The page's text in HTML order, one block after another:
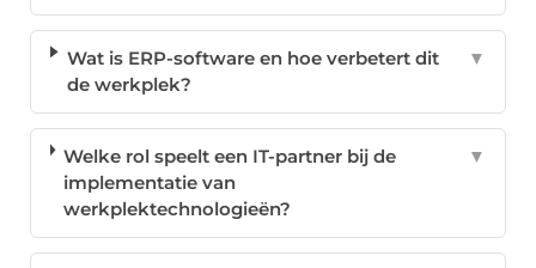
Wat is ERP-software en hoe verbetert dit
de werkplek?
▼
Welke rol speelt een IT-partner bij de
implementatie van
werkplektechnologieën?
▼